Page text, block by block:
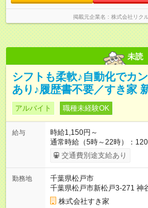
掲載元企業名 株式会社リク
未読
シフトも柔軟♪自動化でカ
あり♪履歴書不要／すき家
アルバイト 職種未経験OK
給与
時給1,150円～
通常時給（5時～22時）：
1500円 高校生時給：1150円 【特別手当】早朝手当（5：00-9：
00）時給+150円 【試用期間】試用期間あり 試用期間の長さ：1
30日（※条件変更なし）です
ただきます。 研修制度あり：
交通費別途支給あり
勤務地
千葉県松戸市
千葉県松戸市新松戸3-271 神
株式会社すき家